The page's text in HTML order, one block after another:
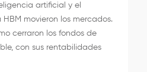
artificial y el
movieron los mercados.
cerraron los fondos de
con sus rentabilidades